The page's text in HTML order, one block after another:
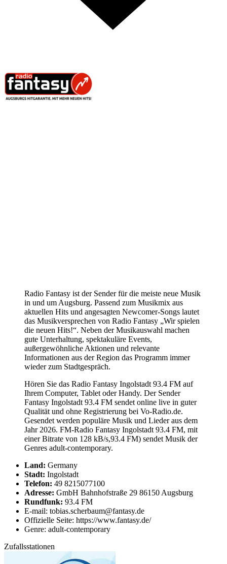
Radio Fantasy ist der Sender für die meiste neue Musik
in und um Augsburg. Passend zum Musikmix aus
aktuellen Hits und angesagten Newcomer-Songs lautet
das Musikversprechen von Radio Fantasy „Wir spielen
die neuen Hits!“. Neben der Musikauswahl machen
gute Unterhaltung, spektakuläre Events,
außergewöhnliche Aktionen und relevante
Informationen aus der Region das Programm immer
wieder zum Stadtgespräch.
Hören Sie das Radio Fantasy Ingolstadt 93.4 FM auf
Ihrem Computer, Tablet oder Handy. Der Sender
Fantasy Ingolstadt 93.4 FM sendet online live in guter
Qualität und ohne Registrierung bei Vo-Radio.de.
Gesendet werden populäre Musik und Lieder aus dem
Jahr 2026. FM-Radio Fantasy Ingolstadt 93.4 FM, mit
einer Bitrate von 128 kB/s,93.4 FM) sendet Musik der
Genres adult-contemporary.
Land: Germany
Stadt: Ingolstadt
Telefon: 49 8215077100
Adresse: GmbH Bahnhofstraße 29 86150 Augsburg
Rundfunk: 93.4 FM
E-mail: tobias.scherbaum@fantasy.de
Offizielle Seite: https://www.fantasy.de/
Genre: adult-contemporary
Zufallsstationen